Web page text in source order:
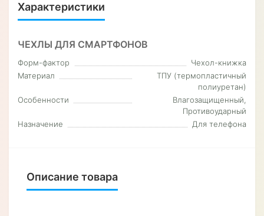
Характеристики
ЧЕХЛЫ ДЛЯ СМАРТФОНОВ
Форм-фактор
Чехол-книжка
Материал
ТПУ (термопластичный
полиуретан)
Особенности
Влагозащищенный,
Противоударный
Назначение
Для телефона
Описание товара